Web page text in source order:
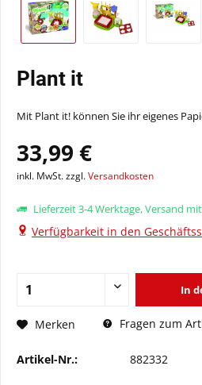
Plant it
Mit Plant it! können Sie ihr eigenes
33,99 €
inkl. MwSt. zzgl.Versandkosten
Lieferzeit 3-4 Werktage, Versand
Verfügbarkeit in den
In
Merken Fragen zum
Artikel-Nr.: 882332